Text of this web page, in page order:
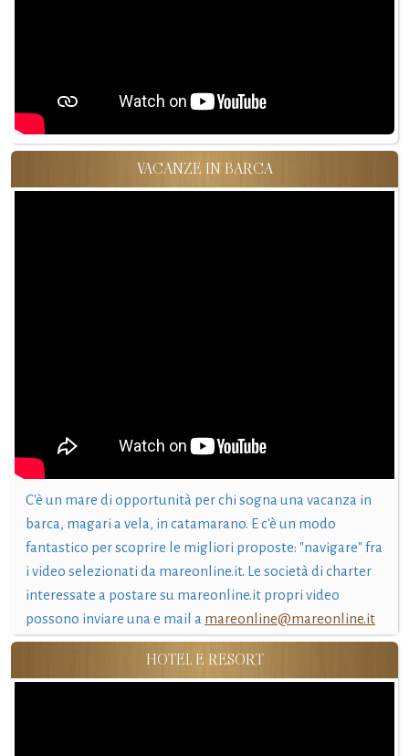
VACANZE IN BARCA
C'è un mare di opportunità per chi sogna una vacanza in
barca, magari a vela, in catamarano. E c'è un modo
fantastico per scoprire le migliori proposte: "navigare" fra
i video selezionati da mareonline.it. Le società di charter
interessate a postare su mareonline.it propri video
possono inviare una e mail a mareonline@mareonline.it
HOTEL E RESORT